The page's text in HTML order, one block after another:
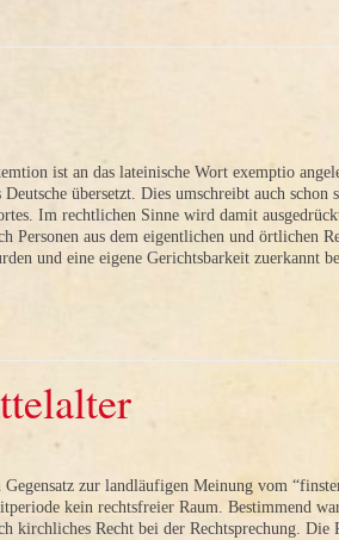
ist an das lateinische Wort exemptio
Deutsche übersetzt. Dies umschreibt auch schon
Im rechtlichen Sinne wird damit
Personen aus dem eigentlichen und örtlichen
und eine eigene Gerichtsbarkeit zuerkannt
Gegensatz zur landläufigen Meinung vom
kein rechtsfreier Raum. Bestimmend
kirchliches Recht bei der Rechtsprechung. Die